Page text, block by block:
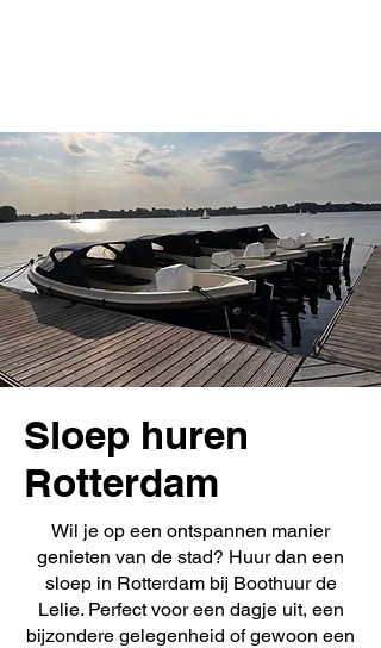
Sloep huren
Rotterdam
Wil je op een ontspannen manier
genieten van de stad? Huur dan een
sloep in Rotterdam bij Boothuur de
Lelie. Perfect voor een dagje uit, een
bijzondere gelegenheid of gewoon een